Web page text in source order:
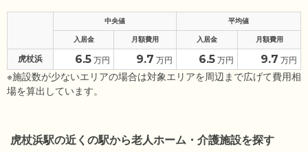
中央値 平均値
入居金 月額費用 入居金 月額費用
虎杖浜 6.5 万円 9.7 万円 6.5 万円 9.7 万円
※施設数が少ないエリアの場合は対象エリアを周辺まで広げて費用相
場を算出しています。
虎杖浜駅の近くの駅から老人ホーム・介護施設を探す